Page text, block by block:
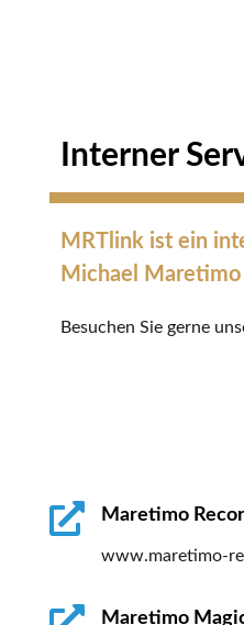
Interner
MRTlink ist ein
Michael Maretimo
Besuchen Sie gerne
 Maretimo
www.maretimo-
Maretimo